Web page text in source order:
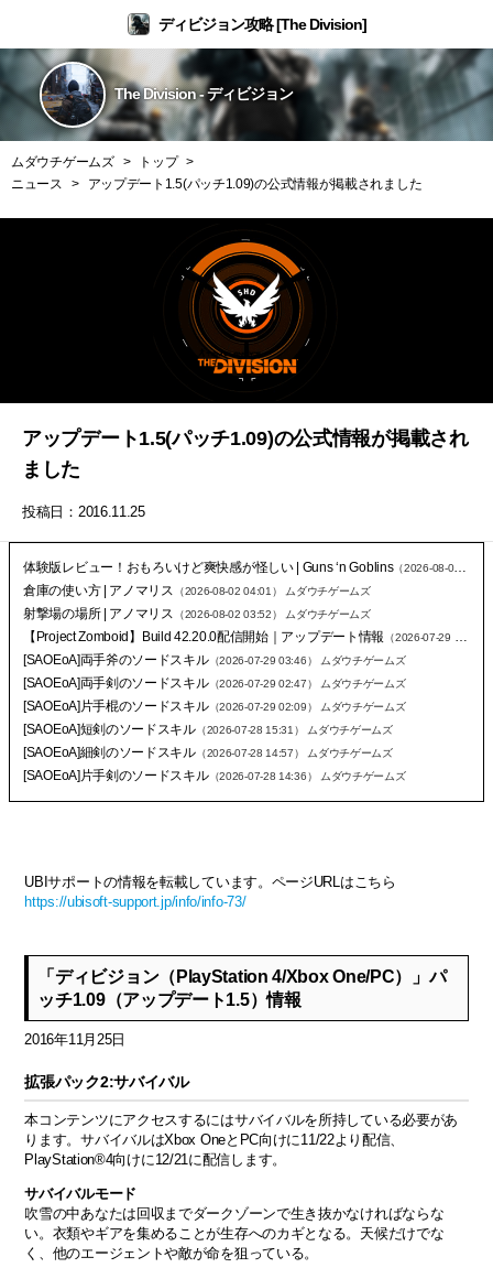
ディビジョン攻略 [The Division]
The Division - ディビジョン
ムダウチゲームズ
トップ
ニュース
アップデート1.5(パッチ1.09)の公式情報が掲載されました
アップデート1.5(パッチ1.09)の公式情報が掲載され
ました
投稿日：2016.11.25
体験版レビュー！おもろいけど爽快感が怪しい | Guns ‘n Goblins（2026-08-04 02:26）
倉庫の使い方 | アノマリス （2026-08-02 04:01） ムダウチゲームズ
射撃場の場所 | アノマリス （2026-08-02 03:52） ムダウチゲームズ
【Project Zomboid】Build 42.20.0配信開始｜アップデート情報 （2026-07-29 23:28）
[SAOEoA]両手斧のソードスキル（2026-07-29 03:46） ムダウチゲームズ
[SAOEoA]両手剣のソードスキル（2026-07-29 02:47） ムダウチゲームズ
[SAOEoA]片手棍のソードスキル（2026-07-29 02:09） ムダウチゲームズ
[SAOEoA]短剣のソードスキル（2026-07-28 15:31） ムダウチゲームズ
[SAOEoA]細剣のソードスキル（2026-07-28 14:57） ムダウチゲームズ
[SAOEoA]片手剣のソードスキル（2026-07-28 14:36） ムダウチゲームズ
UBIサポートの情報を転載しています。ページURLはこちら
https://ubisoft-support.jp/info/info-73/
「ディビジョン（PlayStation 4/Xbox One/PC）」パ
ッチ1.09（アップデート1.5）情報
2016年11月25日
拡張パック2:サバイバル
本コンテンツにアクセスするにはサバイバルを所持している必要があ
ります。サバイバルはXbox OneとPC向けに11/22より配信、
PlayStation®4向けに12/21に配信します。
サバイバルモード
吹雪の中あなたは回収までダークゾーンで生き抜かなければならな
い。衣類やギアを集めることが生存へのカギとなる。天候だけでな
く、他のエージェントや敵が命を狙っている。